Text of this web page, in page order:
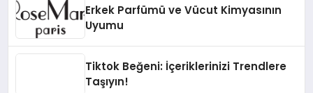
Erkek Parfümü ve Vücut Kimyasının
Uyumu
Tiktok Beğeni: İçeriklerinizi Trendlere
Taşıyın!